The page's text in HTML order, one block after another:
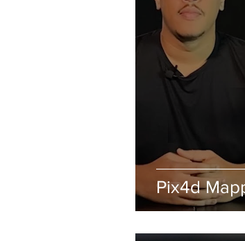
Pix4d